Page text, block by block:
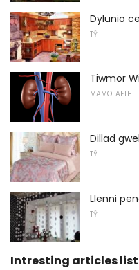
Dylunio
TŶ
Tiwmor
MAMOLAETH
Dillad
TŶ
Llenni
TŶ
Intresting articles